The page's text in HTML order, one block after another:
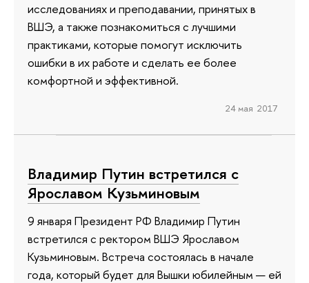
исследованиях и преподавании, принятых в
ВШЭ, а также познакомиться с лучшими
практиками, которые помогут исключить
ошибки в их работе и сделать ее более
комфортной и эффективной.
24 мая 2017
Владимир Путин встретился с
Ярославом Кузьминовым
9 января Президент РФ Владимир Путин
встретился с ректором ВШЭ Ярославом
Кузьминовым. Встреча состоялась в начале
года, который будет для Вышки юбилейным — ей